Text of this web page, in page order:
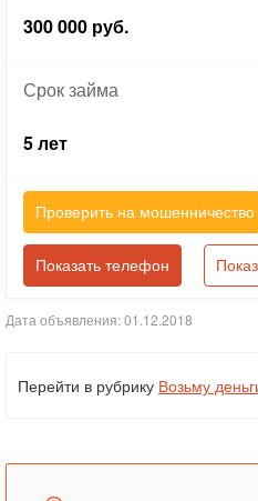
300 000 руб.
Срокзайма
5 лет
Проверить на мошенничество
Показать телефон
Дата объявления: 01.12.2018
Перейти в рубрику Возьму